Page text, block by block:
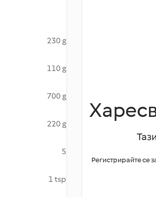
230 g
110 g
700 g
220 g
5
1 tsp
Регистрирайте се